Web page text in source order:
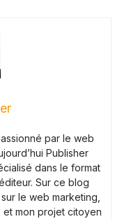
par le web
Publisher
dans le format
Sur ce blog
le web marketing,
et mon projet citoyen